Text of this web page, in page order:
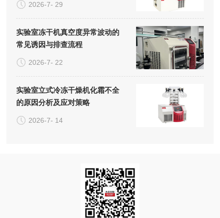
2026-7- 29
实验室冻干机真空度异常波动的
常见诱因与排查流程
2026-7- 22
实验室立式冷冻干燥机化霜不全
的原因分析及应对策略
2026-7- 14